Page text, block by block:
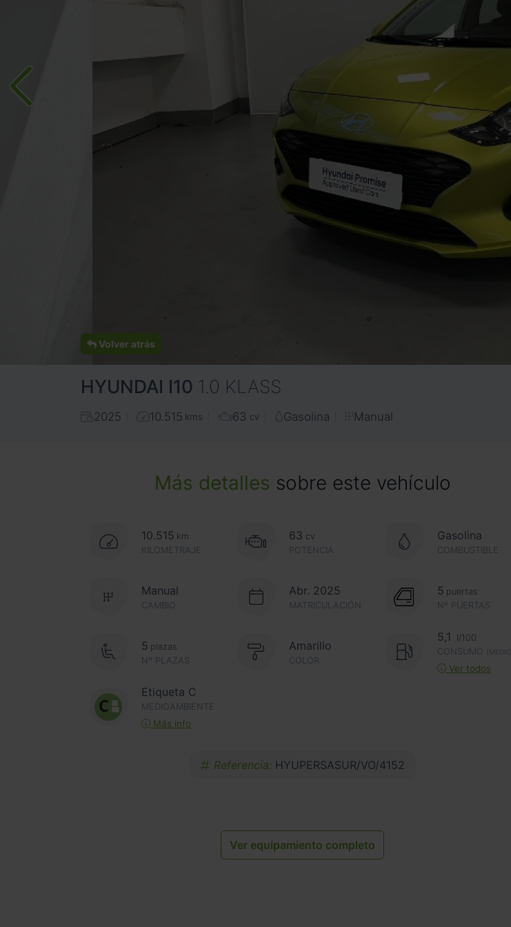
Volver atrás
HYUNDAI I10 1.0 KLASS
2025 10.515 kms 63 cv Gasolina Manual
Más detalles sobre este vehículo
10.515 km
KILOMETRAJE
63 cv
POTENCIA
Gasolina
COMBUSTIBLE
CAMBIO
Manual Abr. 2025
MATRICULACIÓN Nº PUERTAS
5 puertas
Nº PLAZAS
5 plazas Amarillo
COLOR
5,1
l/100
CONSUMO
(MEDIO)
Ver todos
Etiqueta C
MEDIOAMBIENTE
Más info
Referencia: HYUPERSASUR/VO/4152
Ver equipamiento completo